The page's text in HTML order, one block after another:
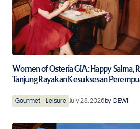
Women of Osteria GIA: Happy Salma,
Tanjung Rayakan Kesuksesan
Gourmet Leisure July 28, 2026by DEWI